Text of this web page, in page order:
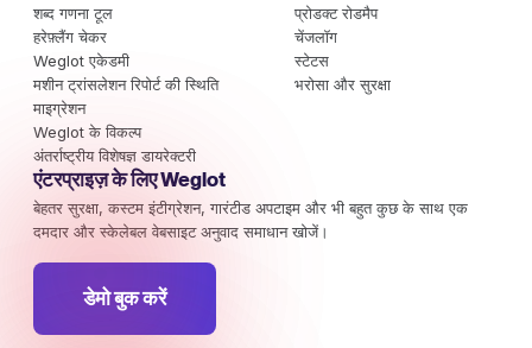
शब्द गणना टूल
हरेफ़्लैंग चेकर
Weglot एकेडमी
मशीन ट्रांसलेशन रिपोर्ट की स्थिति
माइग्रेशन
Weglot के विकल्प
अंतर्राष्ट्रीय विशेषज्ञ डायरेक्टरी
प्रोडक्ट रोडमैप
चेंजलॉग
स्टेटस
भरोसा और सुरक्षा
एंटरप्राइज़ के लिए Weglot
बेहतर सुरक्षा, कस्टम इंटीग्रेशन, गारंटीड अपटाइम और भी बहुत कुछ के साथ एक
दमदार और स्केलेबल वेबसाइट अनुवाद समाधान खोजें।
डेमो बुक करें